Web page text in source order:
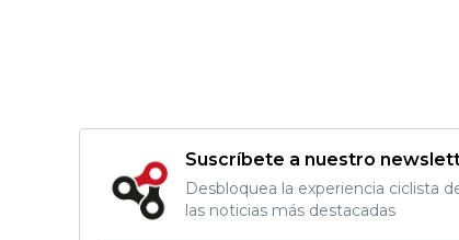
Suscríbete a nuestro
Desbloquea la experiencia ciclista
las noticias más destacadas